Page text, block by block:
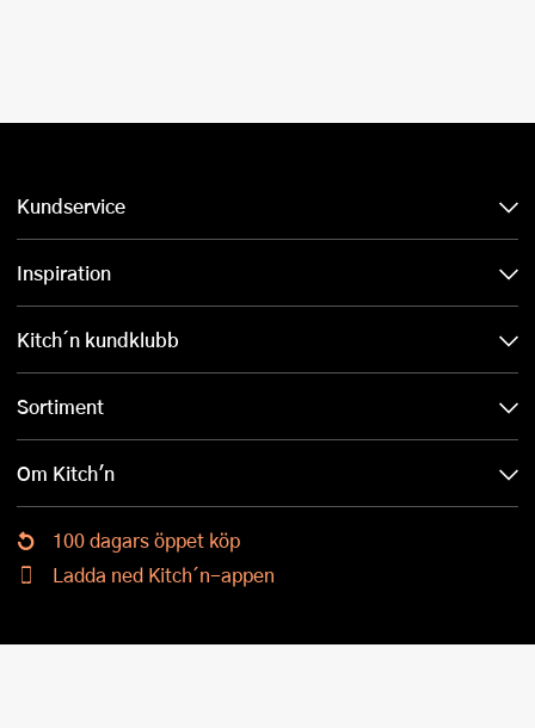
Kundservice
Inspiration
Kitch´n kundklubb
Sortiment
Om Kitch'n
100 dagars öppet köp
Ladda ned Kitch´n-appen